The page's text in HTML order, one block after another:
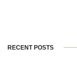
RECENT POSTS